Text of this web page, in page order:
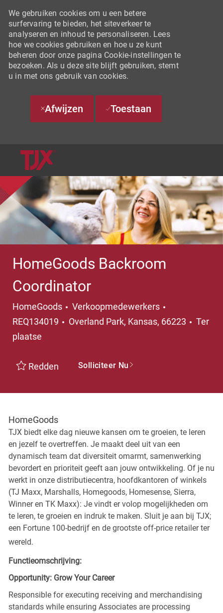
We gebruiken cookies om u een betere
surfervaring te bieden, het siteverkeer te
analyseren en inhoud te personaliseren. Lees
hoe we cookies gebruiken en hoe u ze kunt
beheren door onze pagina Cookie-instellingen te
bezoeken. Als u deze site blijft gebruiken, stemt
u in met ons gebruik van cookies.
Afwijzen Toestaan
HomeGoods Backroom
Coordinator
HomeGoods Categorie
Verkoopmedewerkers
REQ134019
Plaats
Overland Park, Kansas, 66223
Ter
plaatse
Redden Solliciteer Nu
HomeGoods
TJX biedt elke dag nieuwe kansen om te groeien, te leren
en jezelf te overtreffen. Je maakt deel uit van een
dynamisch team dat diversiteit omarmt, samenwerking
bevordert en prioriteit geeft aan jouw ontwikkeling. Of je nu
werkt in onze distributiecentra, hoofdkantoren of winkels
(TJ Maxx, Marshalls, Homegoods, Homesense, Sierra,
Winner en TK Maxx): Je vindt er volop mogelijkheden om
te leren, te groeien en indruk te maken. Sluit je aan bij TJX;
een Fortune 100-bedrijf en de grootste off-price retailer ter
wereld.
Functieomschrijving:
Opportunity: Grow Your Career
Responsible for executing receiving and merchandising
standards while ensuring Associates are processing